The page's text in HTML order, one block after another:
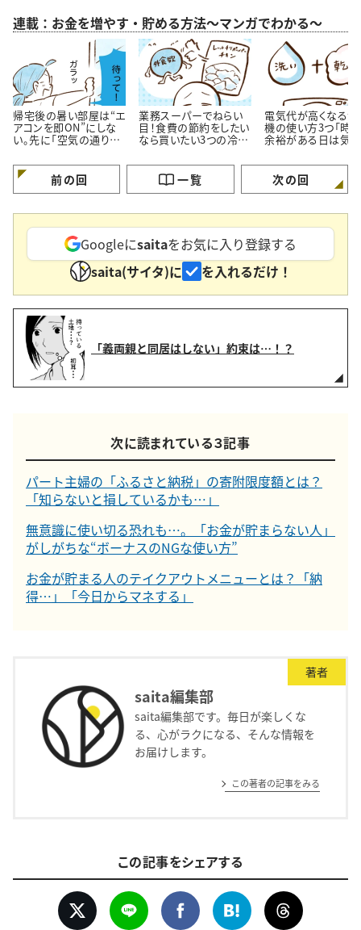
連載：お金を増やす・貯める方法～マンガでわかる～
帰宅後の暑い部屋は“エ
アコンを即ON”にしな
い。先に「空気の通り
業務スーパーでねらい
目！食費の節約をしたい
なら買いたい3つの冷凍
電気代が高くなる
機の使い方3つ「時
余裕がある日は気
前の回 一覧 次の回
Googleにsaitaをお気に入り登録する
saita(サイタ)に
を入れるだけ！
「義両親と同居はしない」約束は…！？
次に読まれている３記事
パート主婦の「ふるさと納税」の寄附限度額とは？
「知らないと損しているかも…」
無意識に使い切る恐れも…。「お金が貯まらない人」
がしがちな“ボーナスのNGな使い方”
お金が貯まる人のテイクアウトメニューとは？「納
得…」「今日からマネする」
著者
saita編集部
saita編集部です。毎日が楽しくな
る、心がラクになる、そんな情報を
お届けします。
この著者の記事をみる
この記事をシェアする